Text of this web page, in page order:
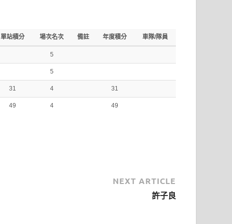
單站積分 場次名次 備註 年度積分 車隊/隊員
5
5
31 4 31
49 4 49
NEXT ARTICLE
許子良